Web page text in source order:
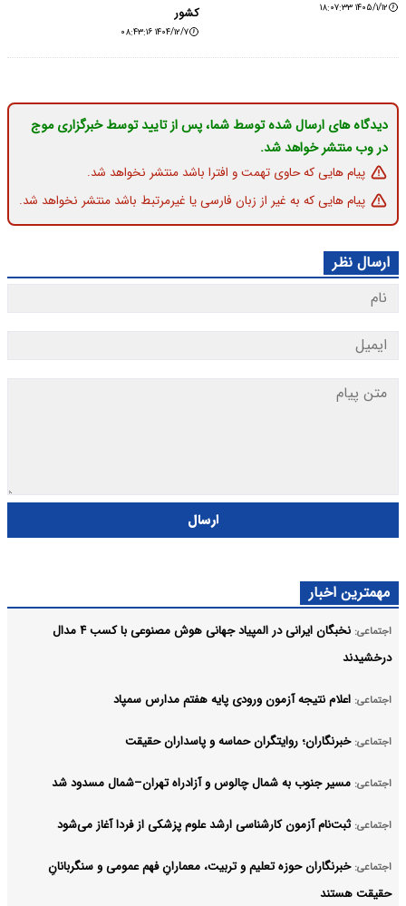
۱۴۰۵/۱/۱۲ ۱۸:۰۷:۳۳ کشور
۱۴۰۴/۱۲/۷ ۰۸:۴۳:۱۶
دیدگاه های ارسال شده توسط شما، پس از تایید توسط خبرگزاری موج
در وب منتشر خواهد شد.
پیام هایی که حاوی تهمت و افترا باشد منتشر نخواهد شد.
پیام هایی که به غیر از زبان فارسی یا غیرمرتبط باشد منتشر نخواهد شد.
ارسال نظر
ارسال
مهمترین اخبار
اجتماعی:
نخبگان ایرانی در المپیاد جهانی هوش مصنوعی با کسب ۴ مدال
درخشیدند
اجتماعی: اعلام نتیجه آزمون ورودی پایه هفتم مدارس سمپاد
اجتماعی: خبرنگاران؛ روایتگران حماسه و پاسداران حقیقت
اجتماعی: مسیر جنوب به شمال چالوس و آزادراه تهران–شمال مسدود شد
اجتماعی: ثبت‌نام‌ آزمون کارشناسی ارشد علوم پزشکی از فردا آغاز می‌شود
اجتماعی: خبرنگاران حوزه تعلیم و تربیت، معمارانِ فهم عمومی و سنگربانانِ
حقیقت هستند